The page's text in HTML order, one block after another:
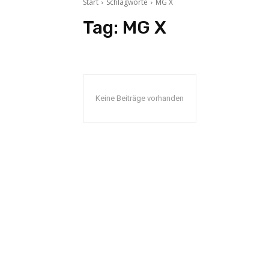
Start Schlagworte MG X
Tag: MG X
Keine Beiträge vorhanden